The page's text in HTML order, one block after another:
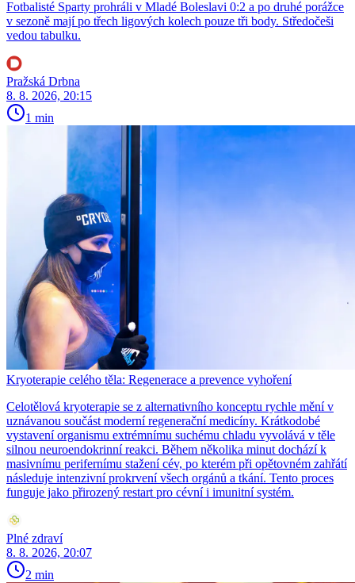
Fotbalisté Sparty prohráli v Mladé Boleslavi 0:2 a po druhé porážce
v sezoně mají po třech ligových kolech pouze tři body. Středočeši
vedou tabulku.
Pražská Drbna
8. 8. 2026, 20:15
1 min
Kryoterapie celého těla: Regenerace a prevence vyhoření
Celotělová kryoterapie se z alternativního konceptu rychle mění v
uznávanou součást moderní regenerační medicíny. Krátkodobé
vystavení organismu extrémnímu suchému chladu vyvolává v těle
silnou neuroendokrinní reakci. Během několika minut dochází k
masivnímu perifernímu stažení cév, po kterém při opětovném zahřátí
následuje intenzivní prokrvení všech orgánů a tkání. Tento proces
funguje jako přirozený restart pro cévní i imunitní systém.
Plné zdraví
8. 8. 2026, 20:07
2 min